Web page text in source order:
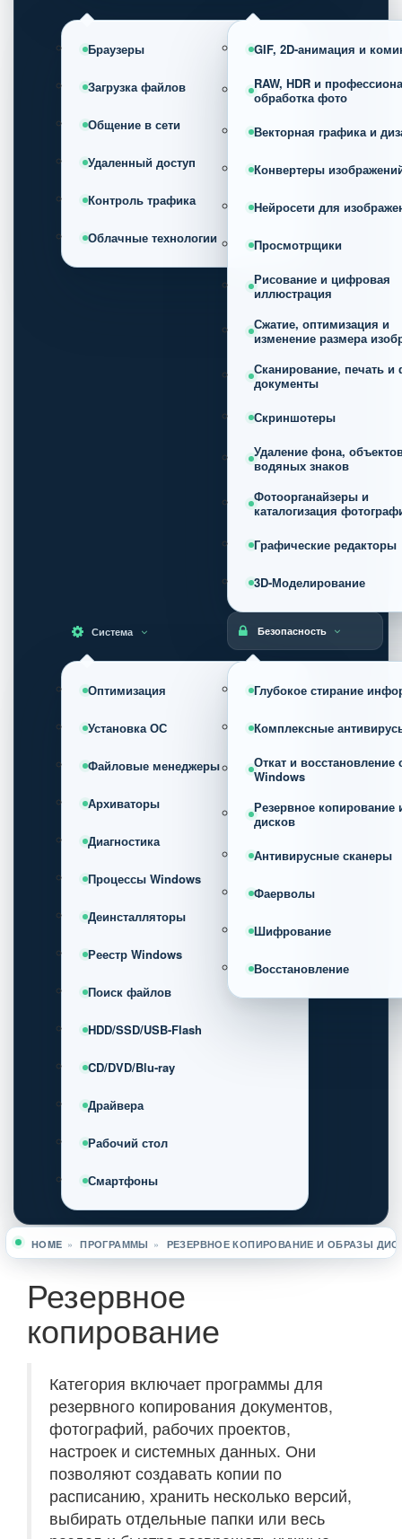
Браузеры
Загрузка файлов
Общение в сети
Удаленный доступ
Контроль трафика
Облачные технологии
GIF, 2D-анимация и
RAW, HDR и
обработка фото
Векторная графика и
Конвертеры
Нейросети для
Просмотрщики
Рисование и цифровая
иллюстрация
Сжатие, оптимизация и
изменение размера
Сканирование, печать и
документы
Скриншотеры
Удаление фона,
водяных знаков
Фотоорганайзеры и
каталогизация
Графические редакторы
3D-Моделирование
Система
Оптимизация
Установка ОС
Файловые менеджеры
Архиваторы
Диагностика
Процессы Windows
Деинсталляторы
Реестр Windows
Поиск файлов
HDD/SSD/USB-Flash
CD/DVD/Blu-ray
Драйвера
Рабочий стол
Смартфоны
Безопасность
Глубокое стирание
Комплексные
Откат и восстановление
Windows
Резервное копирование
дисков
Антивирусные сканеры
Фаерволы
Шифрование
Восстановление
Вы здесь
HOME » ПРОГРАММЫ » РЕЗЕРВНОЕ КОПИРОВАНИЕ И ОБРАЗЫ
Резервное
копирование
Категория включает программы для
резервного копирования документов,
фотографий, рабочих проектов,
настроек и системных данных. Они
позволяют создавать копии по
расписанию, хранить несколько версий,
выбирать отдельные папки или весь